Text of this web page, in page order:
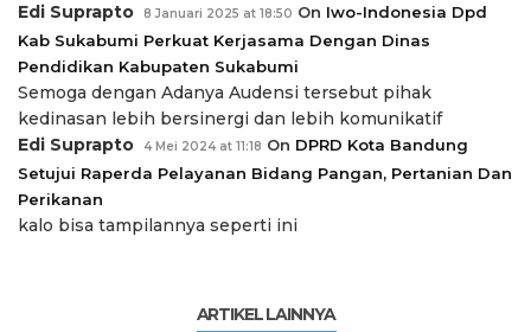
Edi Suprapto 8 Januari 2025 at 18:50 On Iwo-Indonesia Dpd
Kab Sukabumi Perkuat Kerjasama Dengan Dinas
Pendidikan Kabupaten Sukabumi
Semoga dengan Adanya Audensi tersebut pihak
kedinasan lebih bersinergi dan lebih komunikatif
Edi Suprapto
4 Mei 2024 at 11:18 On DPRD Kota Bandung
Setujui Raperda Pelayanan Bidang Pangan, Pertanian Dan
Perikanan
kalo bisa tampilannya seperti ini
ARTIKEL LAINNYA